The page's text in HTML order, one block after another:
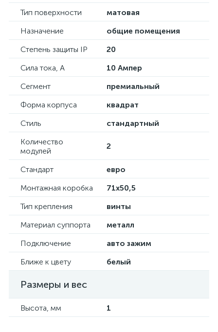
Тип поверхности
матовая
Назначение
общие помещения
Степень защиты IP
20
Сила тока, А
10 Ампер
Сегмент
премиальный
Форма корпуса
квадрат
Стиль
стандартный
Количество
модулей
2
Стандарт
евро
Монтажная коробка
71х50,5
Тип крепления
винты
Материал суппорта
металл
Подключение
авто зажим
Ближе к цвету
белый
Размеры и вес
Высота, мм 1